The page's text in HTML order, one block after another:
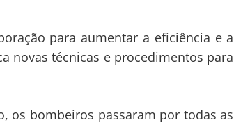
para aumentar a eficiência e a
novas técnicas e procedimentos para
os bombeiros passaram por todas as